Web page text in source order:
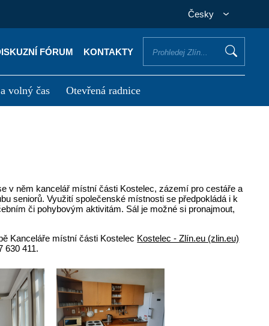
Česky
FÓRUM KONTAKTY
volný čas Otevřená radnice
v něm kancelář místní části Kostelec, zázemí pro cestáře a
seniorů. Využití společenské místnosti se předpokládá i k
či pohybovým aktivitám. Sál je možné si pronajmout,
Kanceláře místní části Kostelec Kostelec - Zlín.eu (zlin.eu)
630 411.